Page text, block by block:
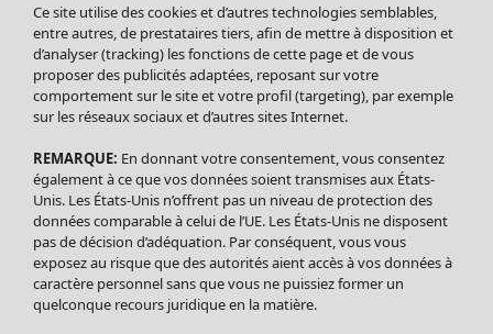
Soldes Vêtements
Tous les vêtements
Robes
Tuniques
Blouses
Tops
Gilets
Pantalon
Jupes
Ce site utilise des cookies et d’autres technologies semblables,
entre autres, de prestataires tiers, afin de mettre à disposition et
d’analyser (tracking) les fonctions de cette page et de vous
proposer des publicités adaptées, reposant sur votre
comportement sur le site et votre profil (targeting), par exemple
sur les réseaux sociaux et d’autres sites Internet.
REMARQUE: En donnant votre consentement, vous consentez
également à ce que vos données soient transmises aux États-
Unis. Les États-Unis n’offrent pas un niveau de protection des
données comparable à celui de l’UE. Les États-Unis ne disposent
pas de décision d’adéquation. Par conséquent, vous vous
exposez au risque que des autorités aient accès à vos données à
caractère personnel sans que vous ne puissiez former un
quelconque recours juridique en la matière.